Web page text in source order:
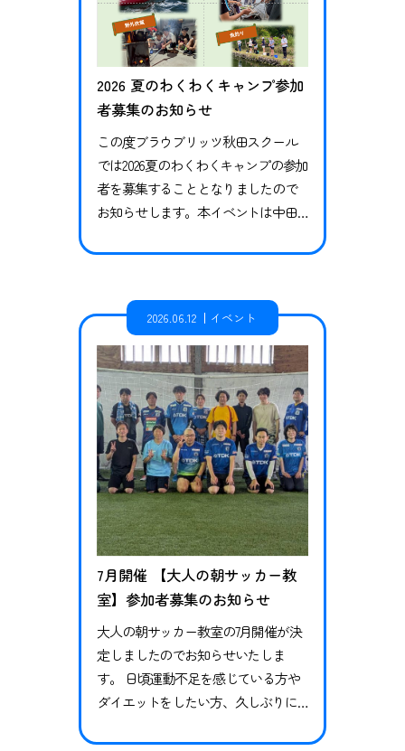
2026 夏のわくわくキャンプ参加
者募集のお知らせ
この度ブラウブリッツ秋田スクール
では2026夏のわくわくキャンプの参加
者を募集することとなりましたので
お知らせします。本イベントは中田
いただき、開催いたします。 わくわ
たちを対象に、集団での自然体験や
モノづくりの体験を通じて子供たち
の自主性や協調性を伸ばすことを目
的として小学校の長期休暇期間を利
用してブラウブリッツ秋田スクール
が毎年…
2026.06.12 イベント
7月開催 【大人の朝サッカー教
室】参加者募集のお知らせ
大人の朝サッカー教室の7月開催が決
定しましたのでお知らせいたしま
す。 日頃運動不足を感じている方や
ダイエットをしたい方、久しぶりに